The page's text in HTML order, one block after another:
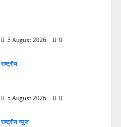
5 August 2026 0
राष्ट्रीय
5 August 2026 0
राष्ट्रीय न्यूज